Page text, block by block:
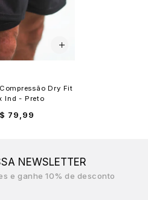
Dry Fit
Ind - Preto
79,99
NEWSLETTER
e ganhe 10% de desconto